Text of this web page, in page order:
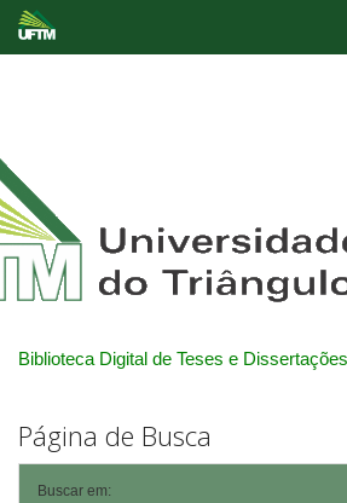
Biblioteca Digital de Teses e Dissertações
Página de Busca
Buscar em: